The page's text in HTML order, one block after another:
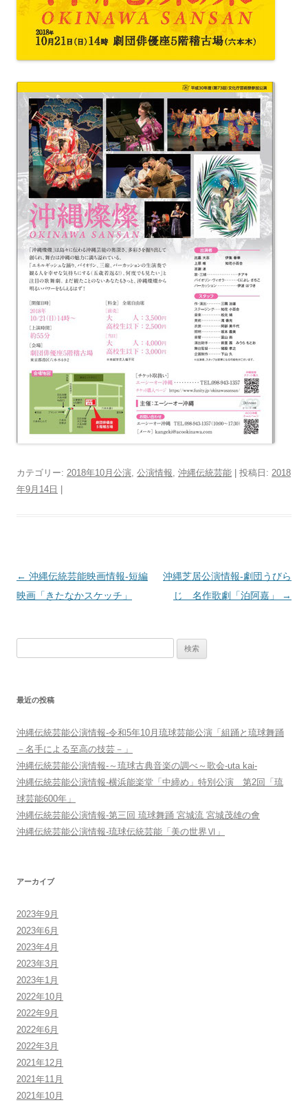
カテゴリー: 2018年10月公演, 公演情報, 沖縄伝統芸能 | 投稿日: 2018
年9月14日
投
稿
ン
← 沖縄伝統芸能映画情報‐短編
映画「きたなかスケッチ」
沖縄芝居公演情報‐劇団うびら
じ 名作歌劇「泊阿嘉」
→
最近の投稿
沖縄伝統芸能公演情報-令和5年10月琉球芸能公演「組踊と琉球舞踊
－名手による至高の技芸－」
沖縄伝統芸能公演情報-～琉球古典音楽の調べ～歌会-uta kai-
沖縄伝統芸能公演情報-横浜能楽堂「中締め」特別公演 第2回「琉
球芸能600年」
沖縄伝統芸能公演情報-第三回 琉球舞踊 宮城流 宮城茂雄の會
沖縄伝統芸能公演情報-琉球伝統芸能「美の世界Ⅵ」
アーカイブ
2023年9月
2023年6月
2023年4月
2023年3月
2023年1月
2022年10月
2022年9月
2022年6月
2022年3月
2021年12月
2021年11月
2021年10月